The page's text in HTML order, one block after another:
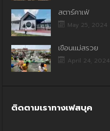
สตาร์คาเฟ่
May 25, 2024
เขื่อนแม่สรวย
April 24, 2024
ติดตามเราทางเฟสบุค